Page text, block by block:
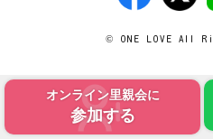
オンライン里親会に
参加する
© ONE LOVE All